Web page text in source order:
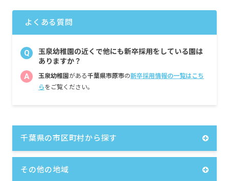
保育士資格保有者／22歳／3,936,200円
よくある質問
Q
玉泉幼稚園の近くで他にも新卒採用をしている園は
ありますか？
A 玉泉幼稚園がある千葉県市原市の新卒採用情報の一覧はこち
らをご覧ください。
千葉県の市区町村から探す
その他の地域